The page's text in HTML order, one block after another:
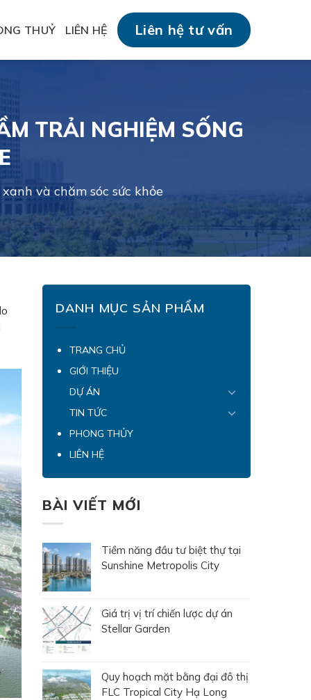
THUỶ LIÊN HỆ Liên hệ tư vấn
TRẢI NGHIỆM SỐNG
và chăm sóc sức khỏe
DANH MỤC SẢN PHẨM
TRANG CHỦ
GIỚI THIỆU
DỰ ÁN
TIN TỨC
PHONG THỦY
LIÊN HỆ
BÀI VIẾT MỚI
Tiềm năng đầu tư biệt thự tại
Sunshine Metropolis City
Giá trị vị trí chiến lược dự án
Stellar Garden
Quy hoạch mặt bằng đại đô thị
FLC Tropical City Hạ Long